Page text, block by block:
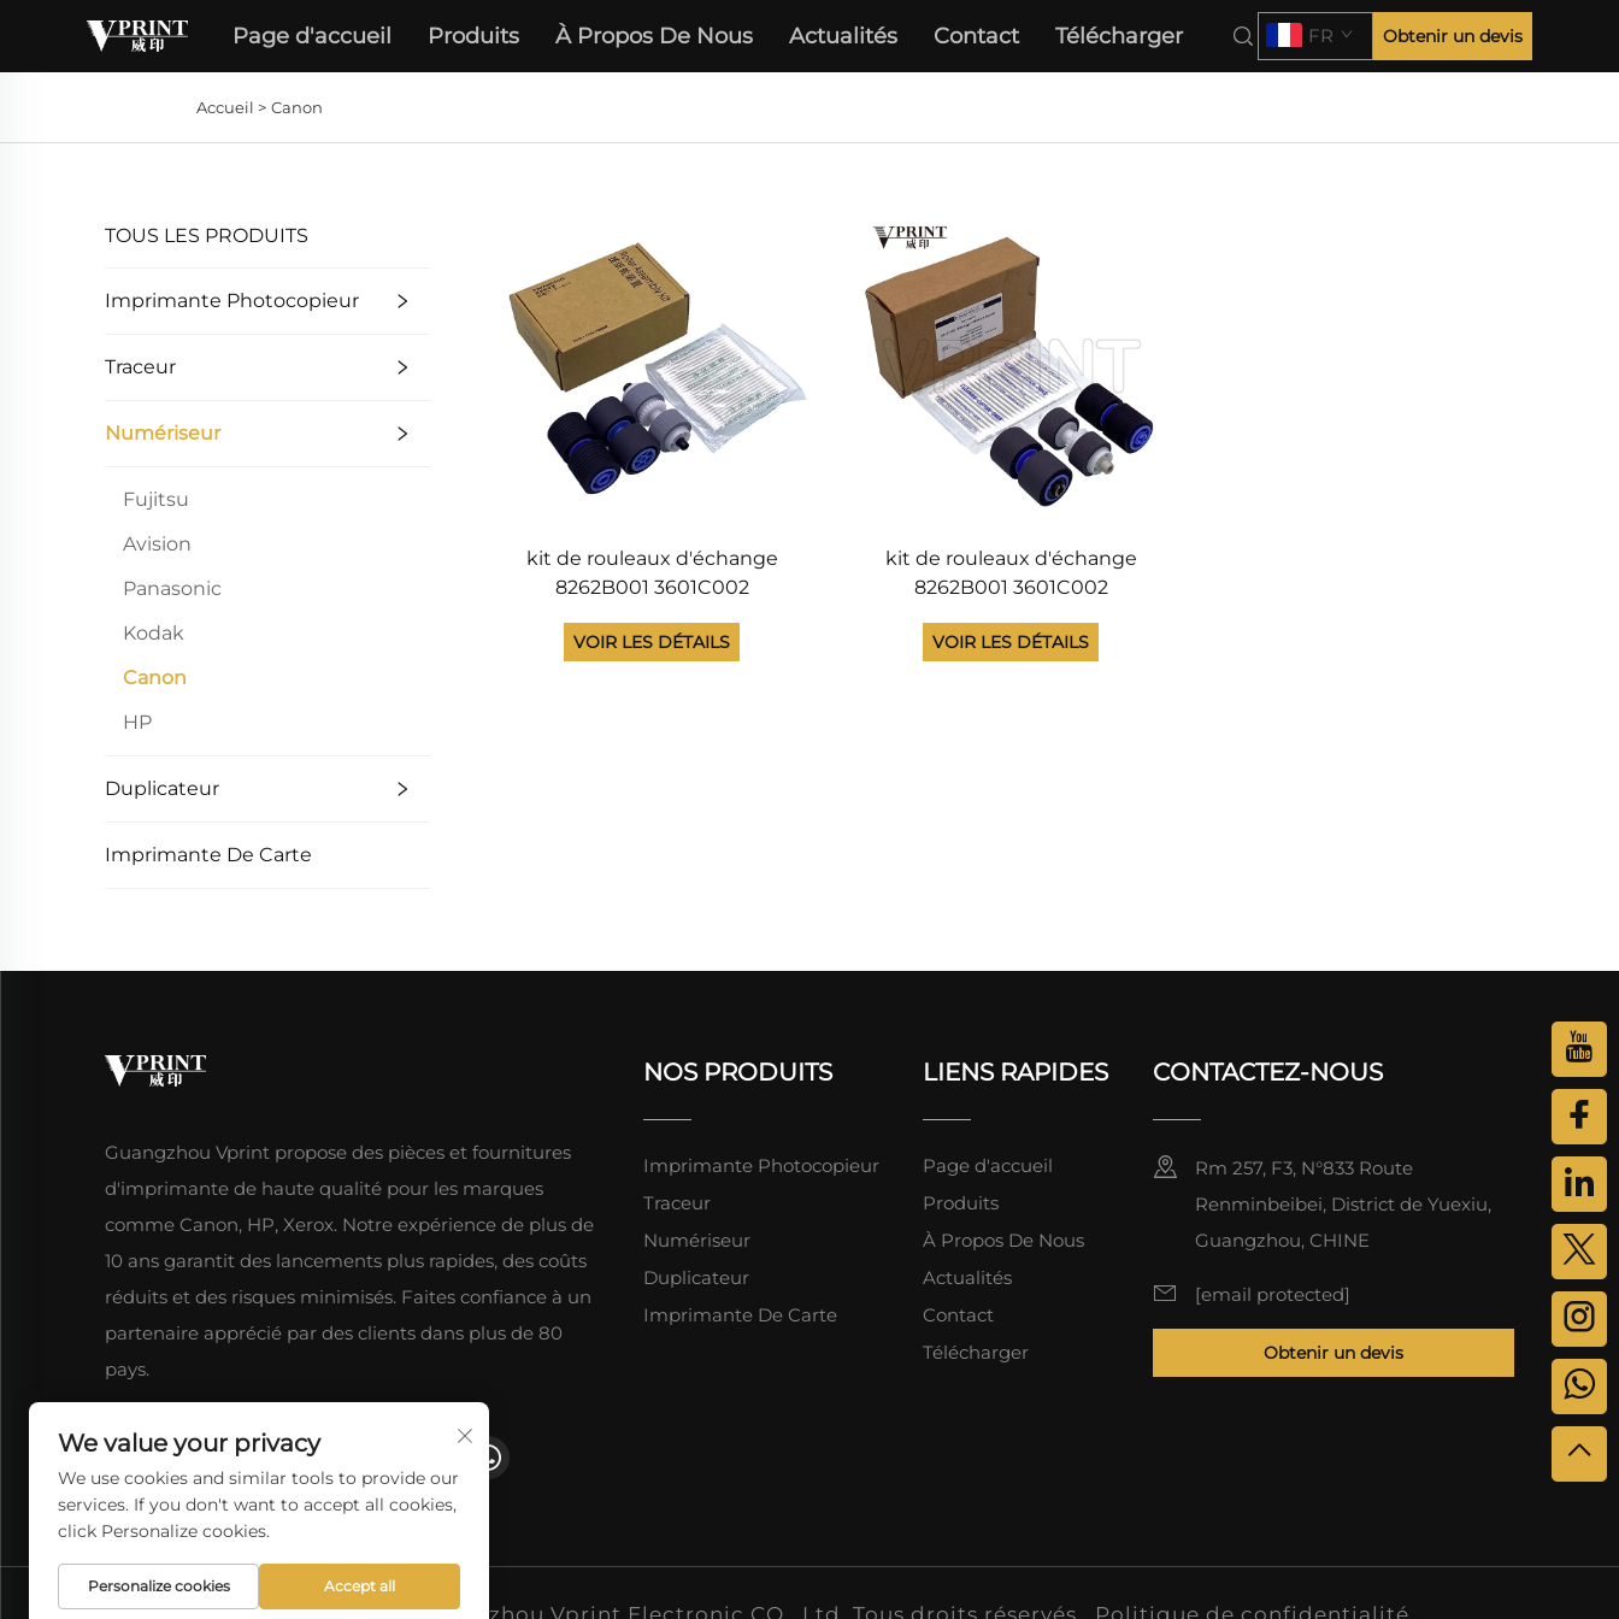
Page d'accueil Produits À Propos De Nous Actualités Contact Télécharger FR Obtenir un devis
Accueil > Canon
TOUS LES PRODUITS
Imprimante Photocopieur
Traceur
Numériseur
Fujitsu
Avision
Panasonic
Kodak
Canon
HP
Duplicateur
Imprimante De Carte
kit de rouleaux d'échange
8262B001 3601C002
Canon DR G1100 G1130 G2090
VOIR LES DÉTAILS
kit de rouleaux d'échange
8262B001 3601C002
Canon DR G1100 G1130 G2090
VOIR LES DÉTAILS
Guangzhou Vprint propose des pièces et fournitures
d'imprimante de haute qualité pour les marques
comme Canon, HP, Xerox. Notre expérience de plus de
10 ans garantit des lancements plus rapides, des coûts
réduits et des risques minimisés. Faites confiance à un
partenaire apprécié par des clients dans plus de 80
pays.
NOS PRODUITS
Imprimante Photocopieur
Traceur
Numériseur
Duplicateur
Imprimante De Carte
LIENS RAPIDES
Page d'accueil
Produits
À Propos De Nous
Actualités
Contact
Télécharger
CONTACTEZ-NOUS
Rm 257, F3, N°833 Route
Renminbeibei, District de Yuexiu,
Guangzhou, CHINE
[email protected]
Obtenir un devis
Copyright © 2026 Guangzhou Vprint Electronic CO,. Ltd. Tous droits réservés. Politique de confidentialité
We value your privacy
We use cookies and similar tools to provide our
services. If you don't want to accept all cookies,
click Personalize cookies.
Personalize cookies Accept all